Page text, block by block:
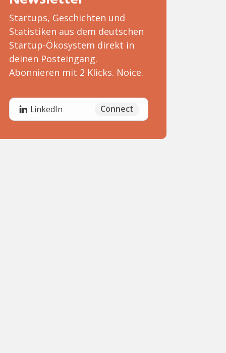
Startups, Geschichten und
Statistiken aus dem deutschen
Startup-Ökosystem direkt in
deinen Posteingang.
Abonnieren mit 2 Klicks. Noice.
LinkedIn Connect